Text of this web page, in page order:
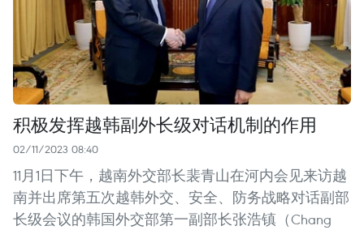
积极发挥越韩副外长级对话机制的作用
02/11/2023 08:40
11月1日下午，越南外交部长裴青山在河内会见来访越
南并出席第五次越韩外交、安全、防务战略对话副部
长级会议的韩国外交部第一副部长张浩镇（Chang